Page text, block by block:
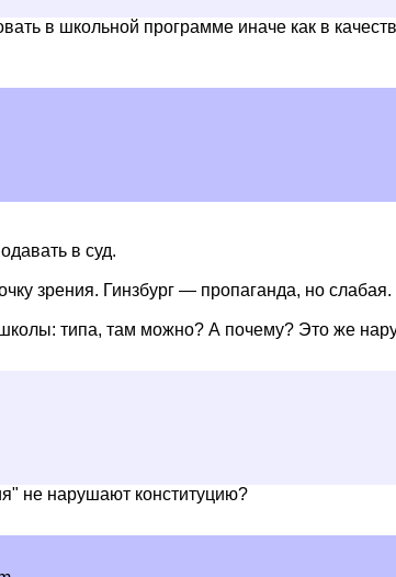
в школьной программе иначе как в
в суд.
зрения. Гинзбург — пропаганда, но слабая.
типа, там можно? А почему? Это же
не нарушают конституцию?